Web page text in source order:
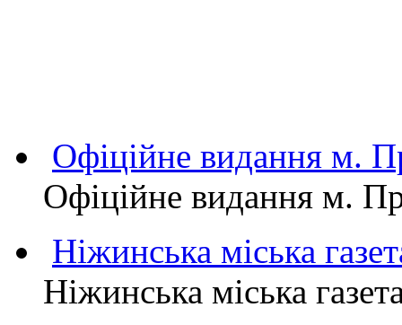
Офіційне видання
Офіційне видання м.
Ніжинська міська
Ніжинська міська